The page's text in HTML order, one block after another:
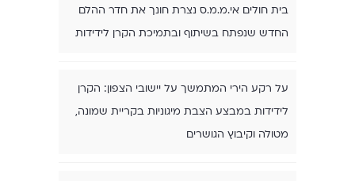
בית חולים אי.מ.מ.ס נצרת חונך את חדר ההלם
החדש שנפתח בשיתוף ובתמיכת הקרן לידידות
על רקע הירי המתמשך על יישובי הצפון: הקרן
לידידות במבצע הצבת מיגוניות בקריית שמונה,
מטולה וקיבוץ הגושרים